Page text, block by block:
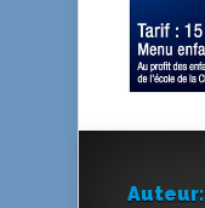
Auteur: